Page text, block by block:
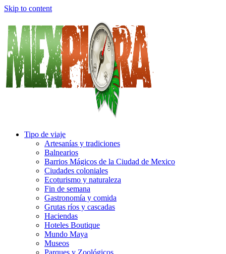
Skip to content
Tipo de viaje
Artesanías y tradiciones
Balnearios
Barrios Mágicos de la Ciudad de Mexico
Ciudades coloniales
Ecoturismo y naturaleza
Fin de semana
Gastronomía y comida
Grutas ríos y cascadas
Haciendas
Hoteles Boutique
Mundo Maya
Museos
Parques y Zoológicos